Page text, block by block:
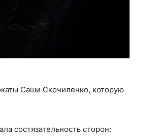
Саши Скочиленко, которую
состязательность сторон: